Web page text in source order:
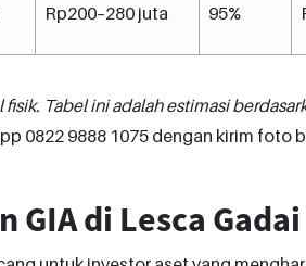
Rp200–280 juta 95%
Tabel ini adalah estimasi
0822 9888 1075 dengan kirim foto
GIA di Lesca